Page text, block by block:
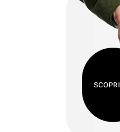
SCOPRI